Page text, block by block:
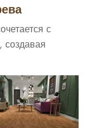
с
создавая